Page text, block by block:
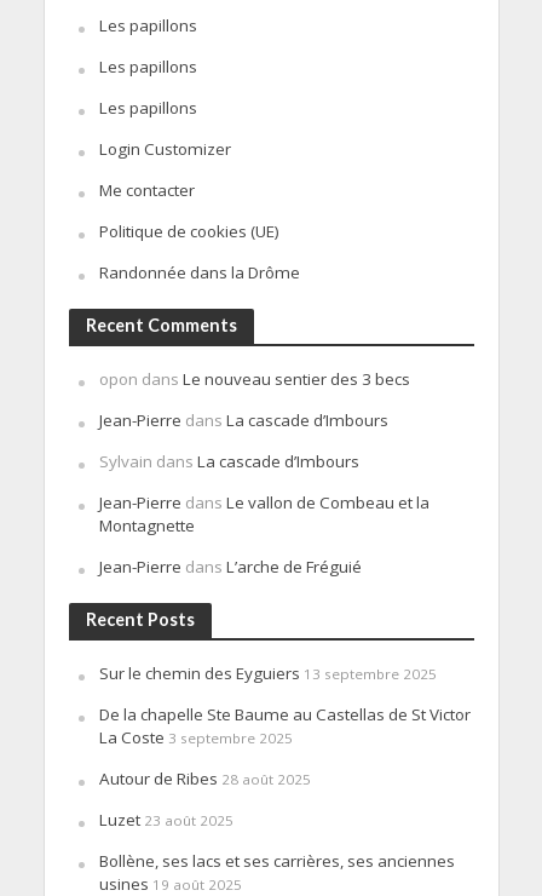
Les papillons
Les papillons
Les papillons
Login Customizer
Me contacter
Politique de cookies (UE)
Randonnée dans la Drôme
Recent Comments
opon dans Le nouveau sentier des 3 becs
Jean-Pierre dans La cascade d’Imbours
Sylvain dans La cascade d’Imbours
Jean-Pierre dans Le vallon de Combeau et la
Montagnette
Jean-Pierre dans L’arche de Fréguié
Recent Posts
Sur le chemin des Eyguiers 13 septembre 2025
De la chapelle Ste Baume au Castellas de St Victor
La Coste 3 septembre 2025
Autour de Ribes 28 août 2025
Luzet 23 août 2025
Bollène, ses lacs et ses carrières, ses anciennes
usines 19 août 2025